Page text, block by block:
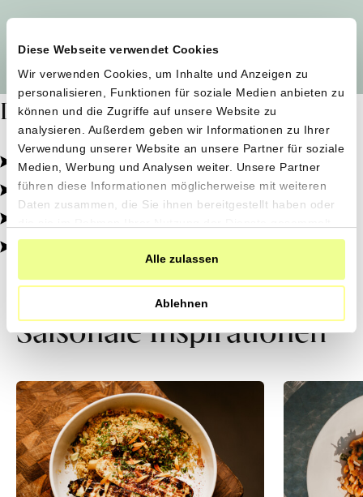
Diese Webseite verwendet Cookies
Wir verwenden Cookies, um Inhalte und Anzeigen zu
personalisieren, Funktionen für soziale Medien anbieten zu
können und die Zugriffe auf unsere Website zu
analysieren. Außerdem geben wir Informationen zu Ihrer
Verwendung unserer Website an unsere Partner für soziale
Medien, Werbung und Analysen weiter. Unsere Partner
führen diese Informationen möglicherweise mit weiteren
Daten zusammen, die Sie ihnen bereitgestellt haben oder
haben.
Alle zulassen
Ablehnen
Dafür stehen wir
Pestizidfrei angebaut, schonend verarbeitet.
Natürliche Zutaten, echter Geschmack.
Von kleinen Höfen, direkt zu dir.
100% transparent, 0% Zusatzstoffe.
Saisonale Inspirationen